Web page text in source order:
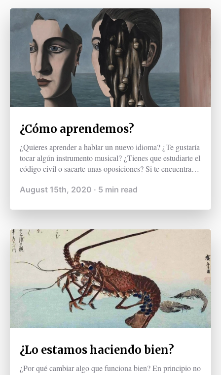
¿Cómo aprendemos?
¿Quieres aprender a hablar un nuevo idioma? ¿Te gustaría
tocar algún instrumento musical? ¿Tienes que estudiarte el
código civil o sacarte unas oposiciones? Si te encuentras
saber lo que tu cerebro opina al respecto. Seguramente
repetición. Pero, ¿tiene base científica esta afirmación?
August 15th, 2020 · 5 min read
¿Lo estamos haciendo bien?
¿Por qué cambiar algo que funciona bien? En principio no